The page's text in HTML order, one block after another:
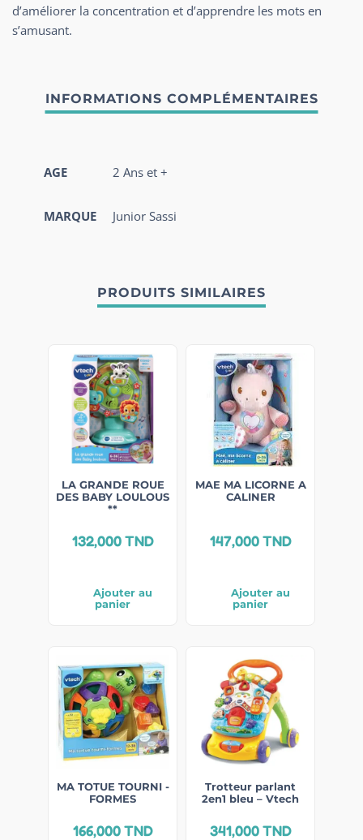
d’améliorer la concentration et d’apprendre les mots en
s’amusant.
AGE 2 Ans et +
MARQUE Junior Sassi
PRODUITS SIMILAIRES
LA GRANDE ROUE
DES BABY LOULOUS
**
132,000TND
Ajouter au
panier
MAE MA LICORNE A
CALINER
147,000TND
Ajouter au
panier
MA TOTUE TOURNI -
FORMES
166,000TND
Trotteur parlant
2en1 bleu – Vtech
341,000TND